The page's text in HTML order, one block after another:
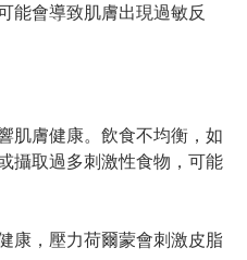
能會導致肌膚出現過敏反
肌膚健康。飲食不均衡，如
攝取過多刺激性食物，可能
康，壓力荷爾蒙會刺激皮脂